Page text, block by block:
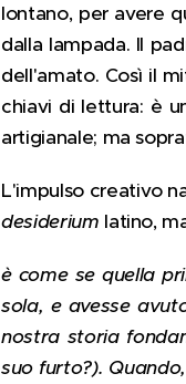
lontano, per avere
dalla lampada. Il
dell'amato. Così il
chiavi di lettura: è
artigianale; ma
L'impulso creativo
desiderium latino,
è come se quella
sola, e avesse
nostra storia
suo furto?).